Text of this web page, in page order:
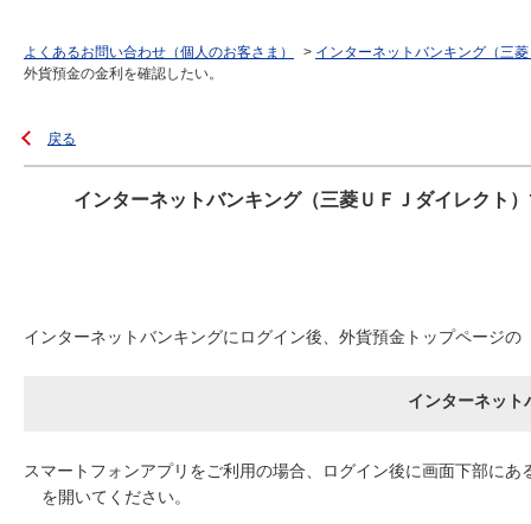
よくあるお問い合わせ（個人のお客さま） > インターネットバンキング（三
外貨預金の金利を確認したい。
戻る
インターネットバンキング（三菱ＵＦＪダイレクト
インターネットバンキングにログイン後、外貨預金トップページ
インターネット
スマートフォンアプリをご利用の場合、ログイン後に画面下部に
を開いてください。